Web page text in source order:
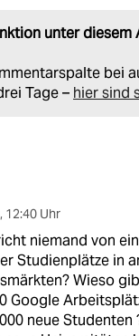
unter diesem
bei
Tage – hier sind
, 12:40 Uhr
niemand von
Studienplätze in
Wieso
Google
neue Studenten